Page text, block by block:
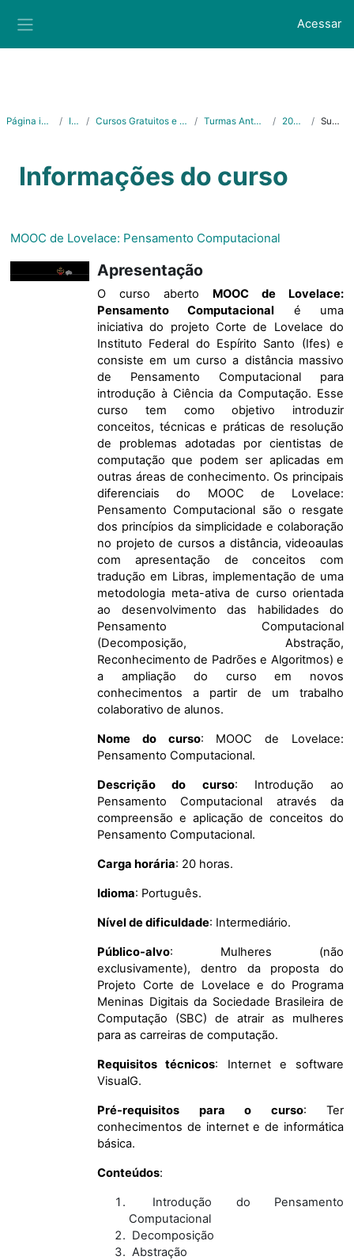
Acessar
Página inicial Ifes Cursos Gratuitos e Abertos Turmas Anteriores 2020/2 Sumário
Informações do curso
MOOC de Lovelace: Pensamento Computacional
Apresentação
O curso aberto MOOC de Lovelace:
Pensamento Computacional é uma
iniciativa do projeto Corte de Lovelace do
Instituto Federal do Espírito Santo (Ifes) e
consiste em um curso a distância massivo
de Pensamento Computacional para
introdução à Ciência da Computação. Esse
curso tem como objetivo introduzir
conceitos, técnicas e práticas de resolução
de problemas adotadas por cientistas de
computação que podem ser aplicadas em
outras áreas de conhecimento. Os principais
diferenciais do MOOC de Lovelace:
Pensamento Computacional são o resgate
dos princípios da simplicidade e colaboração
no projeto de cursos a distância, videoaulas
com apresentação de conceitos com
tradução em Libras, implementação de uma
metodologia meta-ativa de curso orientada
ao desenvolvimento das habilidades do
Pensamento Computacional
(Decomposição, Abstração,
Reconhecimento de Padrões e Algoritmos) e
a ampliação do curso em novos
conhecimentos a partir de um trabalho
colaborativo de alunos.
Nome do curso: MOOC de Lovelace:
Pensamento Computacional.
Descrição do curso: Introdução ao
Pensamento Computacional através da
compreensão e aplicação de conceitos do
Pensamento Computacional.
Carga horária: 20 horas.
Idioma: Português.
Nível de dificuldade: Intermediário.
Público-alvo: Mulheres (não
exclusivamente), dentro da proposta do
Projeto Corte de Lovelace e do Programa
Meninas Digitais da Sociedade Brasileira de
Computação (SBC) de atrair as mulheres
para as carreiras de computação.
Requisitos técnicos: Internet e software
VisualG.
Pré-requisitos para o curso: Ter
conhecimentos de internet e de informática
básica.
Conteúdos:
Introdução do Pensamento
Computacional
Decomposição
Abstração